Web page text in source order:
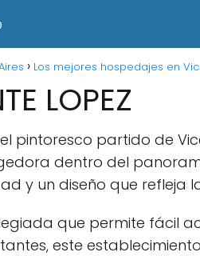
Los mejores hospedajes en
LOPEZ
pintoresco partido de
dentro del
y un diseño que refleja
que permite fácil
este